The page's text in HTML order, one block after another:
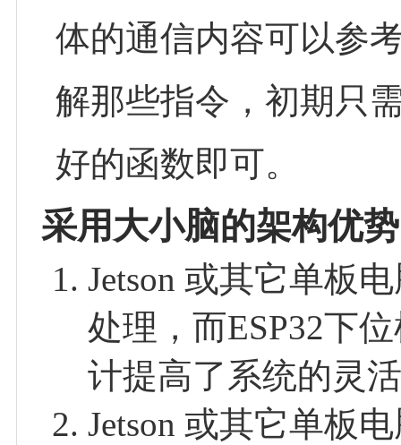
体的通信内容可以参
解那些指令，初期只
好的函数即可。
采用大小脑的架构优势
Jetson 或其它单板
处理，而ESP32下
计提高了系统的灵
Jetson 或其它单板